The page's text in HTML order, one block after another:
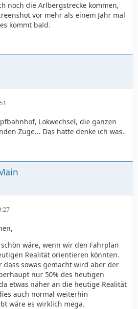
noch die Arlbergstrecke kommen,
vor mehr als einem Jahr mal
kommt bald.
Lokwechsel, die ganzen
Züge... Das hätte denke ich was.
wäre, wenn wir den Fahrplan
Realität orientieren könnten.
dass sowas gemacht wird aber der
nur 50% des heutigen
etwas näher an die heutige Realität
auch normal weiterhin
wäre es wirklich mega.